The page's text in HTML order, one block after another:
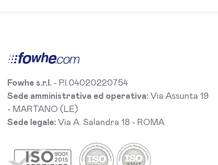
Fowhe s.r.l. - P.I.04020220754
Sede amministrativa ed operativa: Via Assunta 19
- MARTANO (LE)
Sede legale: Via A. Salandra 18 - ROMA